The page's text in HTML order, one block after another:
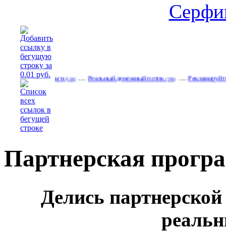
деньги(566)…Реальный денежный поток(596)…Рекламируйтесь на
Партнерская
Делись